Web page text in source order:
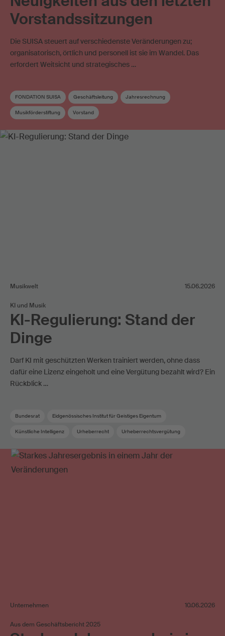
Vorstandssitzungen
Die SUISA steuert auf verschiedenste Veränderungen zu;
organisatorisch, örtlich und personell ist sie im Wandel. Das
erfordert Weitsicht und strategisches …
FONDATION SUISA Geschäftsleitung Jahresrechnung
Musikförderstiftung Vorstand
Musikwelt 15.06.2026
KI und Musik
KI-Regulierung: Stand der
Dinge
Darf KI mit geschützten Werken trainiert werden, ohne dass
dafür eine Lizenz eingeholt und eine Vergütung bezahlt wird? Ein
Rückblick …
Bundesrat Eidgenössisches Institut für Geistiges Eigentum
Künstliche Intelligenz Urheberrecht Urheberrechtsvergütung
Unternehmen 10.06.2026
Aus dem Geschäftsbericht 2025